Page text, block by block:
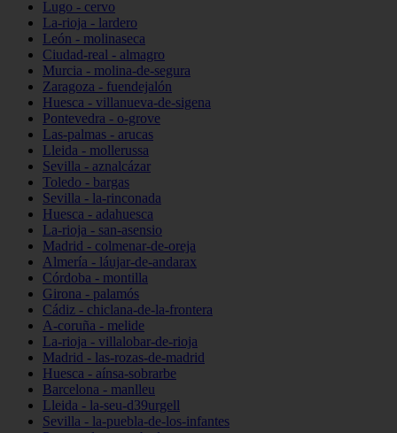
Lugo - cervo
La-rioja - lardero
León - molinaseca
Ciudad-real - almagro
Murcia - molina-de-segura
Zaragoza - fuendejalón
Huesca - villanueva-de-sigena
Pontevedra - o-grove
Las-palmas - arucas
Lleida - mollerussa
Sevilla - aznalcázar
Toledo - bargas
Sevilla - la-rinconada
Huesca - adahuesca
La-rioja - san-asensio
Madrid - colmenar-de-oreja
Almería - láujar-de-andarax
Córdoba - montilla
Girona - palamós
Cádiz - chiclana-de-la-frontera
A-coruña - melide
La-rioja - villalobar-de-rioja
Madrid - las-rozas-de-madrid
Huesca - aínsa-sobrarbe
Barcelona - manlleu
Lleida - la-seu-d39urgell
Sevilla - la-puebla-de-los-infantes